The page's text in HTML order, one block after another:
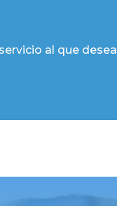
al que desea